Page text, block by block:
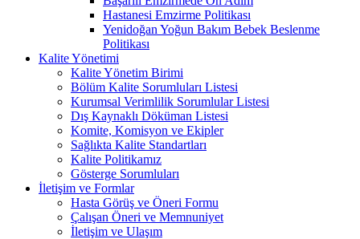
Hastanesi Emzirme Politikası
Yenidoğan Yoğun Bakım Bebek Beslenme
Politikası
Kalite Yönetimi
Kalite Yönetim Birimi
Bölüm Kalite Sorumluları Listesi
Kurumsal Verimlilik Sorumlular Listesi
Dış Kaynaklı Döküman Listesi
Komite, Komisyon ve Ekipler
Sağlıkta Kalite Standartları
Kalite Politikamız
Gösterge Sorumluları
İletişim ve Formlar
Hasta Görüş ve Öneri Formu
Çalışan Öneri ve Memnuniyet
İletişim ve Ulaşım